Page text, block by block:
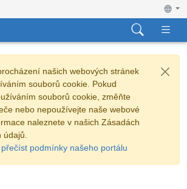
našich webových stránek
souborů cookie. Pokud
souborů cookie, změňte
nebo nepoužívejte naše webové
naleznete v našich Zásadách
podmínky našeho portálu